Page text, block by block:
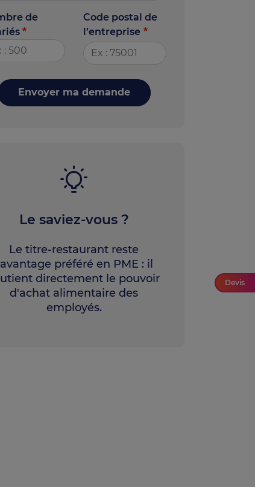
de
Code postal de
l’entreprise
Envoyer ma demande
Le saviez-vous ?
Le titre-restaurant reste
préféré en PME : il
directement le pouvoir
d'achat alimentaire des
employés.
Devis